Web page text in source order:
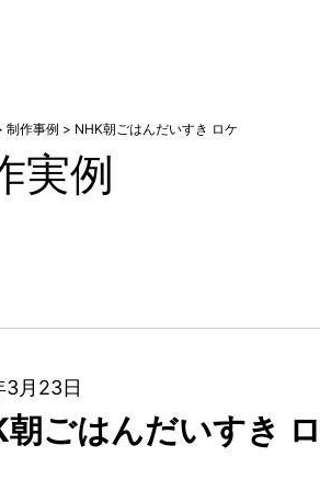
制作事例 > NHK朝ごはんだいすき ロケ
実例
月23日
朝ごはんだいすき